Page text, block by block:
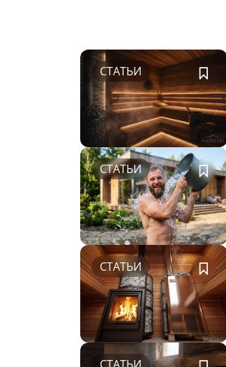
СТАТЬИ
СТАТЬИ
СТАТЬИ